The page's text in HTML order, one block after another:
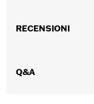
Caratteristiche
www.h-d.com/
RECENSIONI
Q&A